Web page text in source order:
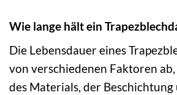
Wie lange hält ein
Die Lebensdauer eines
von verschiedenen Faktoren
des Materials, der Beschichtung